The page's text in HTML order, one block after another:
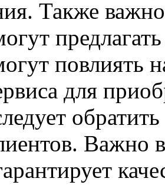
Также
повлиять
для
Важно